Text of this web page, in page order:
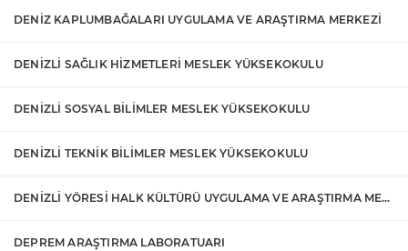
DENİZ KAPLUMBAĞALARI UYGULAMA VE ARAŞTIRMA MERKEZİ
DENİZLİ SAĞLIK HİZMETLERİ MESLEK YÜKSEKOKULU
DENİZLİ SOSYAL BİLİMLER MESLEK YÜKSEKOKULU
DENİZLİ TEKNİK BİLİMLER MESLEK YÜKSEKOKULU
DENİZLİ YÖRESİ HALK KÜLTÜRÜ UYGULAMA VE ARAŞTIRMA MERKEZİ
DEPREM ARAŞTIRMA LABORATUARI